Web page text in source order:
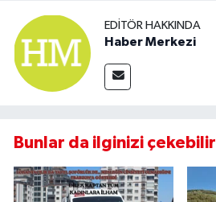
EDITÖR HAKKINDA
Haber Merkezi
Bunlar da ilginizi çekebilir